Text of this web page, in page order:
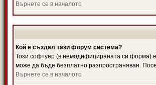
Върнете се в началото
Кой е създал тази форум система?
Този софтуер (в немодифицираната си форма)
може да бъде безплатно разпространяван.
Върнете се в началото